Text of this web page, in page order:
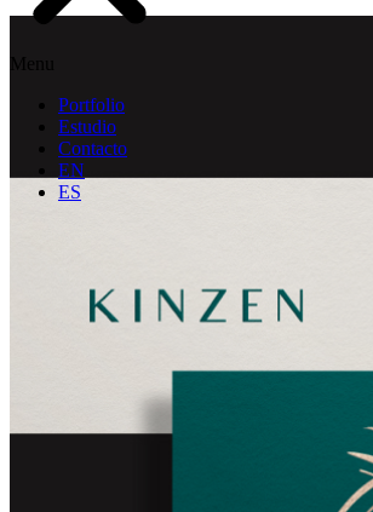
Menu
Portfolio
Estudio
Contacto
EN
ES